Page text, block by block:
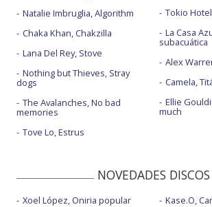
Natalie Imbruglia, Algorithm
Chaka Khan, Chakzilla
Lana Del Rey, Stove
Nothing but Thieves, Stray
dogs
The Avalanches, No bad
memories
Tove Lo, Estrus
Tokio
La Casa
subacuática
Alex
Camela,
Ellie
much
NOVEDADES DISCOS
Xoel López, Oniria popular
Kase.O,